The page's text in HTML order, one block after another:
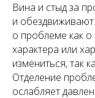
Вина и стыд за
и
о проблеме как
характера или
измениться, так
Отделение
ослабляет